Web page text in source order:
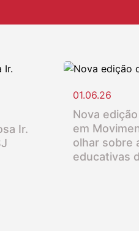
Ir.
01.06.26
Nova
em
olhar sobre
educativas